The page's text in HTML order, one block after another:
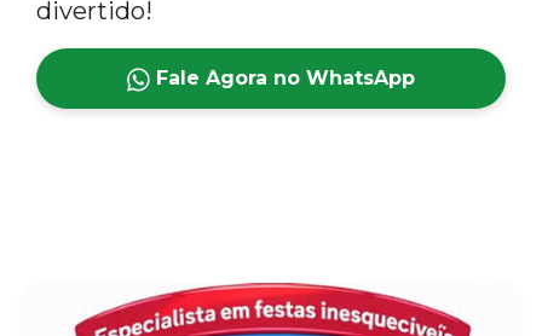
divertido!
Fale Agora no WhatsApp